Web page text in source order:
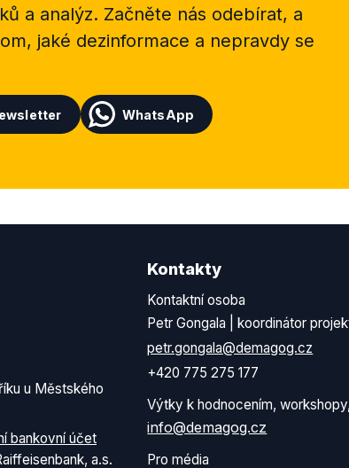
a analýz. Začněte nás odebírat, a
jaké dezinformace a nepravdy se
WhatsApp
u Městského
bankovní účet
a.s.
Kontakty
Kontaktní osoba
Petr Gongala | koordinátor
petr.gongala@demagog.cz
+420 775 275 177
Výtky k hodnocením,
info@demagog.cz
Pro média